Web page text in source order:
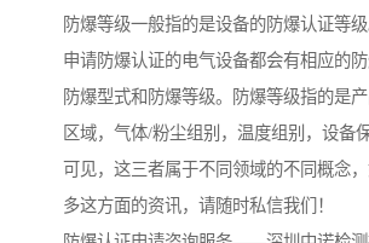
防爆等级一般指的是设备的防爆认证等
申请防爆认证的电气设备都会有相应的
防爆型式和防爆等级。防爆等级指的是
区域，气体/粉尘组别，温度组别，设备
可见，这三者属于不同领域的不同概念
多这方面的资讯，请随时私信我们！